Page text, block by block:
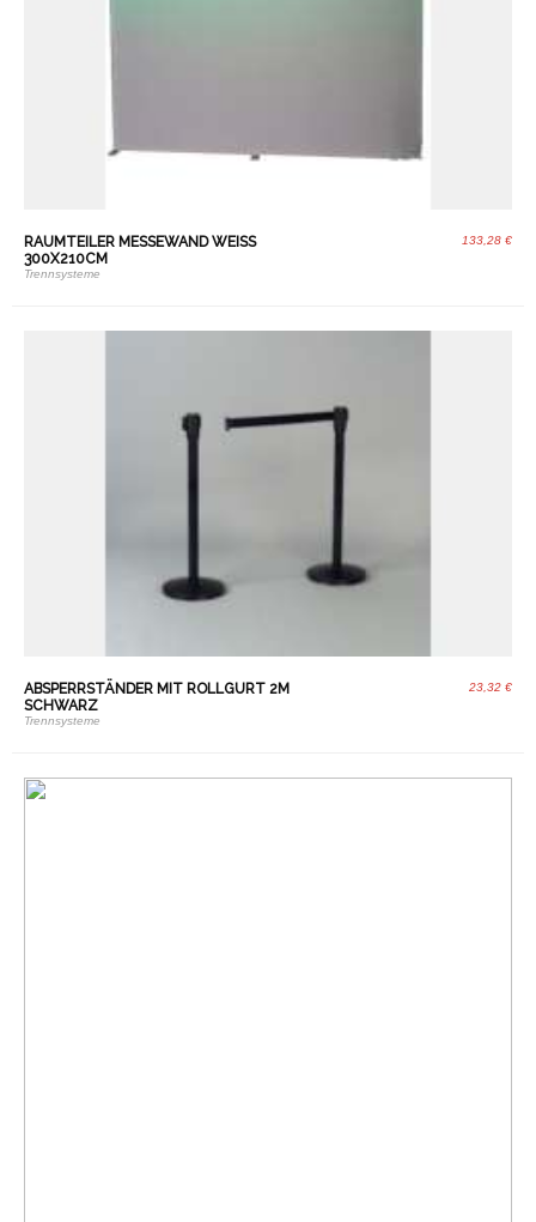
133,28 €
RAUMTEILER MESSEWAND WEISS 3
00X210CM
Trennsysteme
23,32 €
ABSPERRSTÄNDER MIT ROLLGURT 2M
SCHWARZ
Trennsysteme